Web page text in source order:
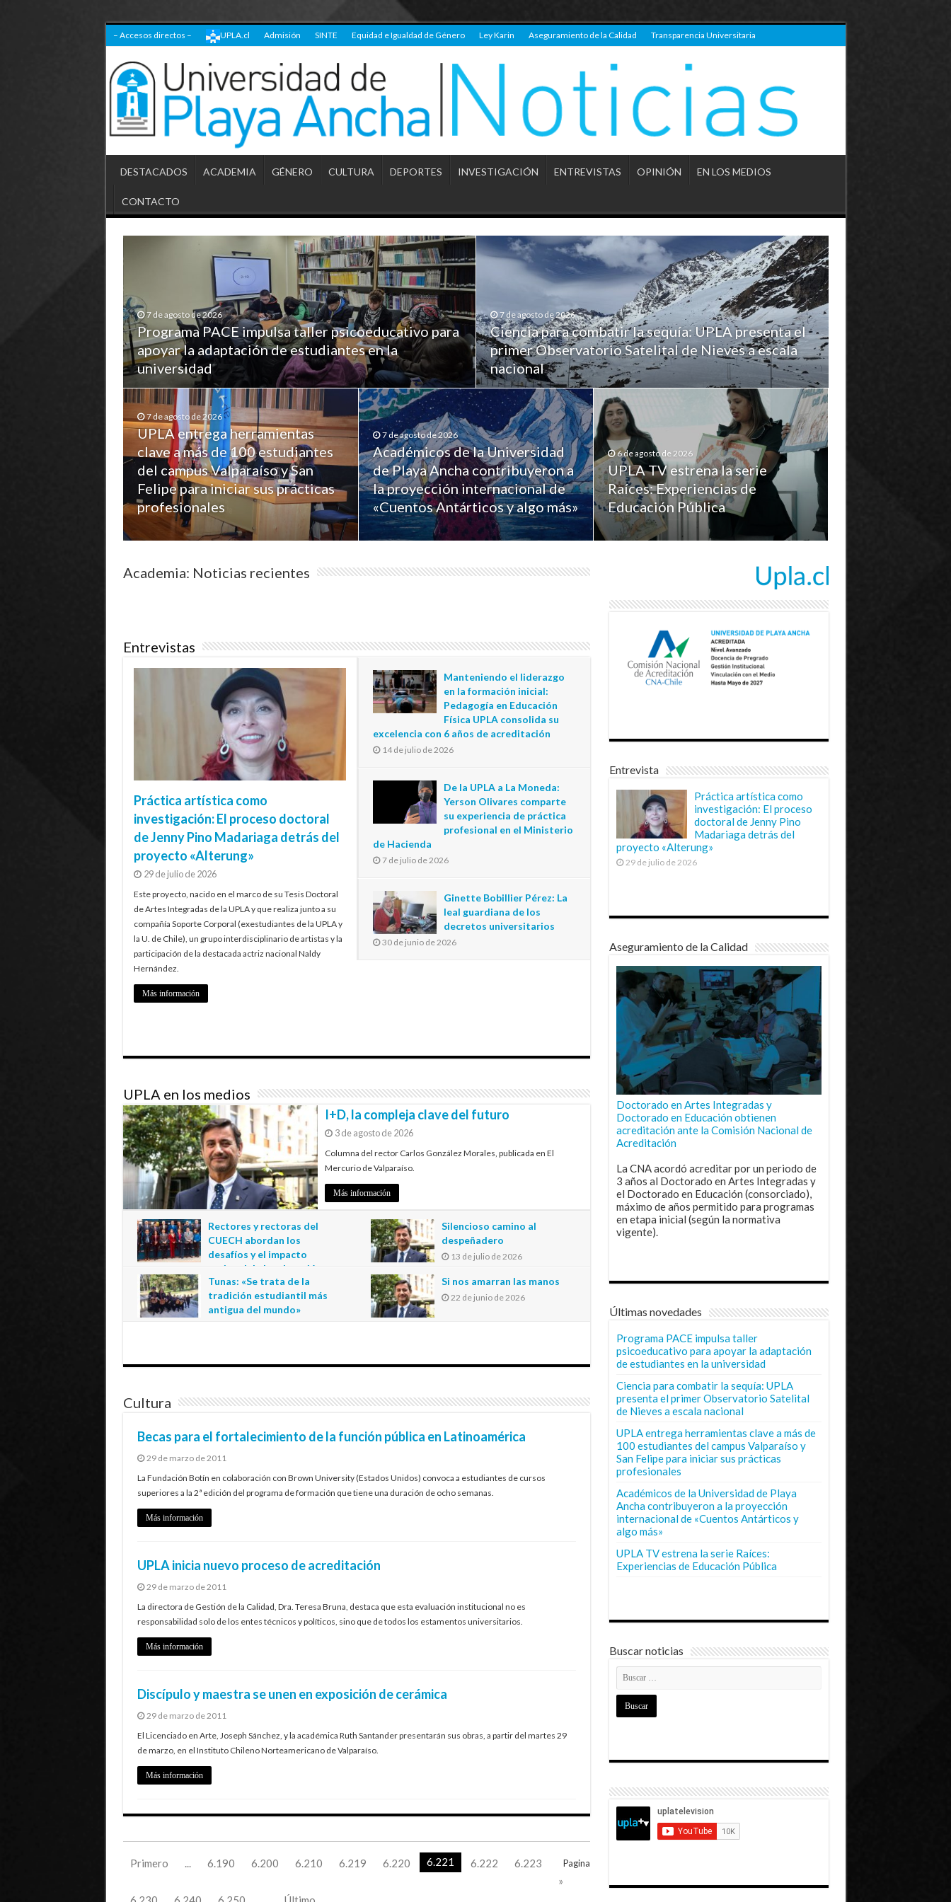
– Accesos directos – UPLA.cl Admisión SINTE Equidad e Igualdad de Género Ley Karin Aseguramiento de la Calidad Transparencia Universitaria
DESTACADOS ACADEMIA GÉNERO CULTURA DEPORTES INVESTIGACIÓN ENTREVISTAS OPINIÓN EN LOS MEDIOS
CONTACTO
7 de agosto de 2026
Programa PACE impulsa taller psicoeducativo para
apoyar la adaptación de estudiantes en la
universidad
7 de agosto de 2026
Ciencia para combatir la sequía: UPLA presenta el
primer Observatorio Satelital de Nieves a escala
nacional
7 de agosto de 2026
UPLA entrega herramientas
clave a más de 100 estudiantes
del campus Valparaíso y San
Felipe para iniciar sus prácticas
profesionales
7 de agosto de 2026
Académicos de la Universidad
de Playa Ancha contribuyeron a
la proyección internacional de
«Cuentos Antárticos y algo más»
6 de agosto de 2026
UPLA TV estrena la serie
Raíces: Experiencias de
Educación Pública
Academia: Noticias recientes
Entrevistas
Práctica artística como
investigación: El proceso doctoral
de Jenny Pino Madariaga detrás del
proyecto «Alterung»
29 de julio de 2026
Este proyecto, nacido en el marco de su Tesis Doctoral
de Artes Integradas de la UPLA y que realiza junto a su
compañía Soporte Corporal (exestudiantes de la UPLA y
la U. de Chile), un grupo interdisciplinario de artistas y la
participación de la destacada actriz nacional Naldy
Hernández.
Más información
Manteniendo el liderazgo
en la formación inicial:
Pedagogía en Educación
Física UPLA consolida su
excelencia con 6 años de acreditación
14 de julio de 2026
De la UPLA a La Moneda:
Yerson Olivares comparte
su experiencia de práctica
profesional en el Ministerio
de Hacienda
7 de julio de 2026
Ginette Bobillier Pérez: La
leal guardiana de los
decretos universitarios
30 de junio de 2026
UPLA en los medios
I+D, la compleja clave del futuro
3 de agosto de 2026
Columna del rector Carlos González Morales, publicada en El
Mercurio de Valparaíso.
Más información
Rectores y rectoras del
CUECH abordan los
desafíos y el impacto
regional de la educación
estatal en Tarapacá
20 de julio de 2026
Silencioso camino al
despeñadero
13 de julio de 2026
Tunas: «Se trata de la
tradición estudiantil más
antigua del mundo»
Si nos amarran las manos
22 de junio de 2026
Cultura
Becas para el fortalecimiento de la función pública en Latinoamérica
29 de marzo de 2011
La Fundación Botín en colaboración con Brown University (Estados Unidos) convoca a estudiantes de cursos
superiores a la 2ª edición del programa de formación que tiene una duración de ocho semanas.
Más información
UPLA inicia nuevo proceso de acreditación
29 de marzo de 2011
La directora de Gestión de la Calidad, Dra. Teresa Bruna, destaca que esta evaluación institucional no es
responsabilidad solo de los entes técnicos y políticos, sino que de todos los estamentos universitarios.
Más información
Discípulo y maestra se unen en exposición de cerámica
29 de marzo de 2011
El Licenciado en Arte, Joseph Sánchez, y la académica Ruth Santander presentarán sus obras, a partir del martes 29
de marzo, en el Instituto Chileno Norteamericano de Valparaíso.
Más información
Pagina
Primero 6.190 6.200 6.210 6.219 6.220 6.221 6.222
6.223
»
Entrevista
Práctica artística como
investigación: El proceso
doctoral de Jenny Pino
Madariaga detrás del
proyecto «Alterung»
29 de julio de 2026
Aseguramiento de la Calidad
Doctorado en Artes Integradas y
Doctorado en Educación obtienen
acreditación ante la Comisión Nacional de
Acreditación
La CNA acordó acreditar por un periodo de
3 años al Doctorado en Artes Integradas y
el Doctorado en Educación (consorciado),
máximo de años permitido para programas
en etapa inicial (según la normativa
vigente).
Últimas novedades
Programa PACE impulsa taller
psicoeducativo para apoyar la adaptación
de estudiantes en la universidad
Ciencia para combatir la sequía: UPLA
presenta el primer Observatorio Satelital
de Nieves a escala nacional
UPLA entrega herramientas clave a más de
100 estudiantes del campus Valparaíso y
San Felipe para iniciar sus prácticas
profesionales
Académicos de la Universidad de Playa
Ancha contribuyeron a la proyección
internacional de «Cuentos Antárticos y
algo más»
UPLA TV estrena la serie Raíces:
Experiencias de Educación Pública
Buscar noticias